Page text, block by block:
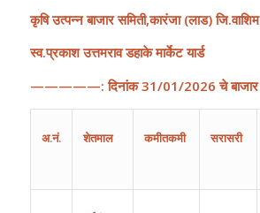
कृषि उत्पन्न बाजार समिती,कारंजा(लाड)जि.वाशिम
स्व.प्रकाश उत्तमराव डहाके मार्केट यार्ड
—————:दिनांक31/01/2026 चे बाजार
अ.नं. शेतमाल कमीतकमी सरासरी